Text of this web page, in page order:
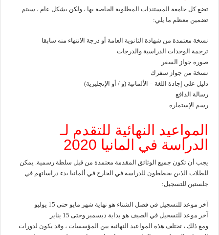
تضع كل جامعة المستندات المطلوبة الخاصة بها ، ولكن بشكل عام ، سيتم
تضمين معظم ما يلي:
نسخة معتمدة من شهادة الثانوية العامة أو درجة الانتهاء منه سابقا
ترجمة الوحدات الدراسية والدرجات
صورة جواز السفر
نسخة من جواز سفرك
دليل على إجادة اللغة – الألمانية (و / أو الإنجليزية)
رسالة الدافع
رسم الإستمارة
المواعيد النهائية للتقدم لـ
الدراسة في المانيا 2020
يجب أن تكون جميع الوثائق المقدمة معتمدة من قبل سلطة رسمية. يمكن
للطلاب الذين يخططون للدراسة في الخارج في ألمانيا بدء دراساتهم في
جلستين للتسجيل:
آخر موعد للتسجيل في فصل الشتاء هو نهاية شهر مايو حتى 15 يوليو
آخر موعد للتسجيل في الصيف هو بداية ديسمبر وحتى 15 يناير
ومع ذلك ، تختلف هذه المواعيد النهائية بين المؤسسات ، وقد يكون لدورات